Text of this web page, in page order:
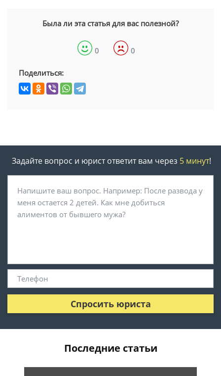
Была ли эта статья для вас полезной?
0 0
Поделиться:
Задайте вопрос и юрист ответит вам через 5 минут!
Спросить юриста
Последние статьи